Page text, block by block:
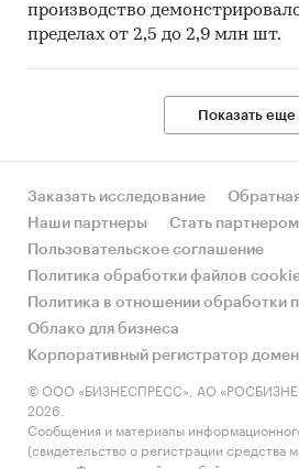
производство
пределах от 2,5 до 2,9 млн шт.
Показать еще
Заказать исследование
Наши партнеры
Стать партнером
Пользовательское соглашение
Политика обработки файлов
Политика в отношении обработки
Облако для бизнеса
Корпоративный регистратор
© ООО «БИЗНЕСПРЕСС», АО
2026.
Сообщения и материалы
(свидетельство о регистрации средства